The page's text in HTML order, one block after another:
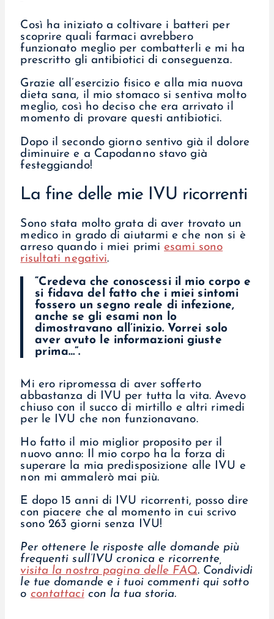
Così ha iniziato a coltivare i batteri per
scoprire quali farmaci avrebbero
funzionato meglio per combatterli e mi ha
prescritto gli antibiotici di conseguenza.
Grazie all’esercizio fisico e alla mia nuova
dieta sana, il mio stomaco si sentiva molto
meglio, così ho deciso che era arrivato il
momento di provare questi antibiotici.
Dopo il secondo giorno sentivo già il dolore
diminuire e a Capodanno stavo già
festeggiando!
La fine delle mie IVU ricorrenti
Sono stata molto grata di aver trovato un
medico in grado di aiutarmi e che non si è
arreso quando i miei primi esami sono
risultati negativi.
“Credeva che conoscessi il mio corpo e
si fidava del fatto che i miei sintomi
fossero un segno reale di infezione,
anche se gli esami non lo
dimostravano all’inizio. Vorrei solo
aver avuto le informazioni giuste
prima…”.
Mi ero ripromessa di aver sofferto
abbastanza di IVU per tutta la vita. Avevo
chiuso con il succo di mirtillo e altri rimedi
per le IVU che non funzionavano.
Ho fatto il mio miglior proposito per il
nuovo anno: Il mio corpo ha la forza di
superare la mia predisposizione alle IVU e
non mi ammalerò mai più.
E dopo 15 anni di IVU ricorrenti, posso dire
con piacere che al momento in cui scrivo
sono 263 giorni senza IVU!
Per ottenere le risposte alle domande più
frequenti sull’IVU cronica e ricorrente,
visita la nostra pagina delle FAQ. Condividi
le tue domande e i tuoi commenti qui sotto
o contattacicon la tua storia.